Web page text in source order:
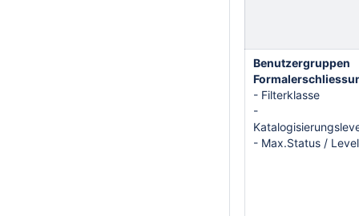
Benutzergruppen
- Filterklasse
-
- Max.Status / Level